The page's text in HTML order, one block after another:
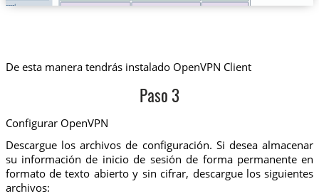
De esta manera tendrás instalado OpenVPN Client
Paso 3
Configurar OpenVPN
Descargue los archivos de configuración. Si desea almacenar
su información de inicio de sesión de forma permanente en
formato de texto abierto y sin cifrar, descargue los siguientes
archivos: